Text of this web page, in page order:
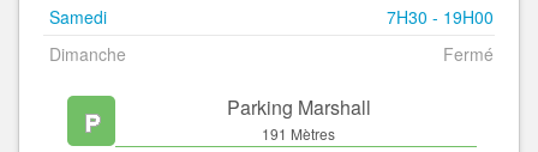
Samedi
7H30 - 19H00
Dimanche
Fermé
Parking Marshall
191 Mètres